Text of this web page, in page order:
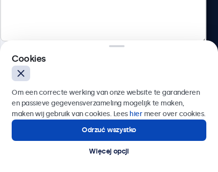
Polski
© 2026 Beetronics
Wyślij
Lub zadzwoń pod numer:22 397 04 43
Potrzebujesz pomocy?
Kontakt ze specjalistą.
Cookies
Om een correcte werking van onze website te garanderen
en passieve gegevensverzameling mogelijk te maken,
maken wij gebruik van cookies. Lees hiermeer over cookies.
Odrzuć wszystko
Więcej opcji